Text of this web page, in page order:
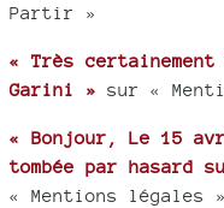
Partir »
« Très
Garini » sur «
« Bonjour, Le 15
tombée par hasard
« Mentions légales »